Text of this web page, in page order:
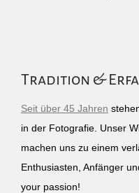
Tradition &
Seit über 45 Jahren
in der Fotografie. Unser
machen uns zu einem
Enthusiasten, Anfänger
your passion!